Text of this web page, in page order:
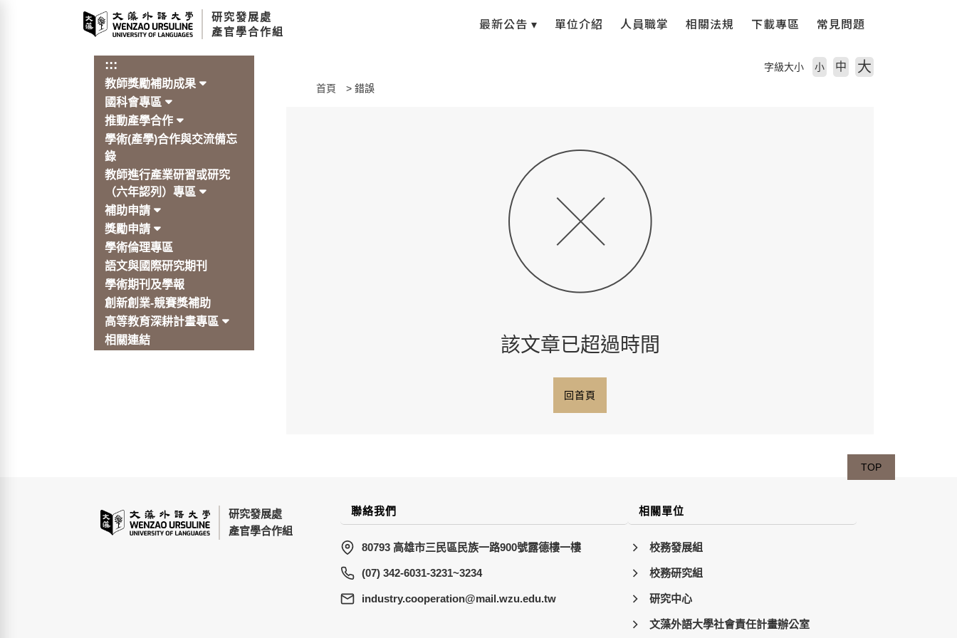
:::
教師獎勵補助成果
國科會專區
推動產學合作
學術(產學)合作與交流備忘
錄
教師進行產業研習或研究
（六年認列）專區
補助申請
獎勵申請
學術倫理專區
語文與國際研究期刊
學術期刊及學報
創新創業-競賽獎補助
高等教育深耕計畫專區
相關連結
首頁 錯誤
字級大小 小 中 大
該文章已超過時間
回首頁
研究發展處
產官學合作組
聯絡我們
80793 高雄市三民區民族一路900號露德樓一樓
(07) 342-6031-3231~3234
wt.ude.uzw.liam@noitarepooc.yrtsudni
相關單位
校務發展組
校務研究組
研究中心
文藻外語大學社會責任計畫辦公室
TOP
研究發展處
產官學合作組
最新公告 ▾ 單位介紹 人員職掌 相關法規 下載專區 常見問題